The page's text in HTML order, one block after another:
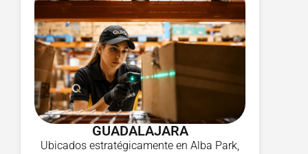
GUADALAJARA
Ubicados estratégicamente en Alba Park,